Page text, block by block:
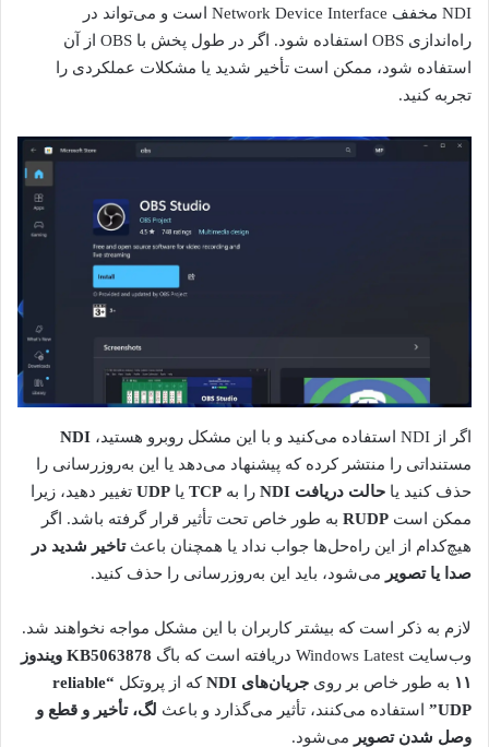
NDI مخفف Network Device Interface است و می‌تواند در
راه‌اندازی OBS استفاده شود. اگر در طول پخش با OBS از آن
استفاده شود، ممکن است تأخیر شدید یا مشکلات عملکردی را
تجربه کنید.
اگر از NDI استفاده می‌کنید و با این مشکل روبرو هستید،
NDI
مستنداتی را منتشر کرده که پیشنهاد می‌دهد یا این به‌روزرسانی را
حذف کنید یا حالت دریافت NDI را به TCP یا UDP تغییر دهید، زیرا
ممکن است RUDP به طور خاص تحت تأثیر قرار گرفته باشد. اگر
هیچ‌کدام از این راه‌حل‌ها جواب نداد یا همچنان باعثتاخیر شدید در
صدا یا تصویر می‌شود، باید این به‌روزرسانی را حذف کنید.
لازم به ذکر است که بیشتر کاربران با این مشکل مواجه نخواهند شد.
وب‌سایت Windows Latest دریافته است که باگ
KB5063878 ویندوز
۱۱ به طور خاص بر روی جریان‌های NDI که از پروتکل
“reliable
UDP”
استفاده می‌کنند، تأثیر می‌گذارد و باعث لگ، تأخیر و قطع و
وصل شدن تصویر می‌شود.